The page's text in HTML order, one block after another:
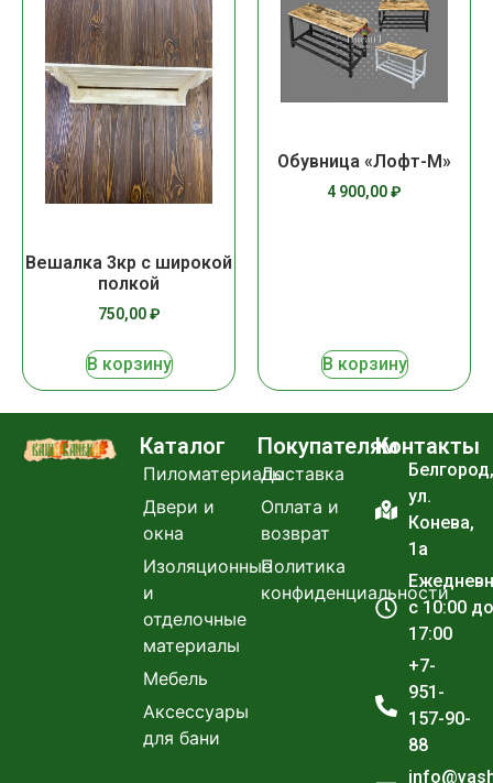
Вешалка 3кр с широкой
полкой
750,00₽
В корзину
Обувница «Лофт-М»
4 900,00₽
В корзину
Каталог
Пиломатериалы
Двери и
окна
Изоляционные
и
отделочные
материалы
Мебель
Аксессуары
для бани
Покупателям
Доставка
Оплата и
возврат
Политика
конфиденциальности
Контакты
Белгород,
ул.
Конева,
1а
с 10:00 до
17:00
+7-
951-
157-90-
88